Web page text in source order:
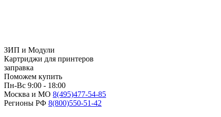
ЗИП и Модули
Картриджи для принтеров
заправка
Поможем купить
Пн-Вс 9:00 - 18:00
Москва и МО 8(495)477-54-85
Регионы РФ 8(800)550-51-42